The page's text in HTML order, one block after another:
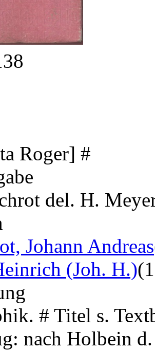
Roger] #
del. H.
Johann Andreas
(Joh. H.)
# Titel s.
nach Holbein